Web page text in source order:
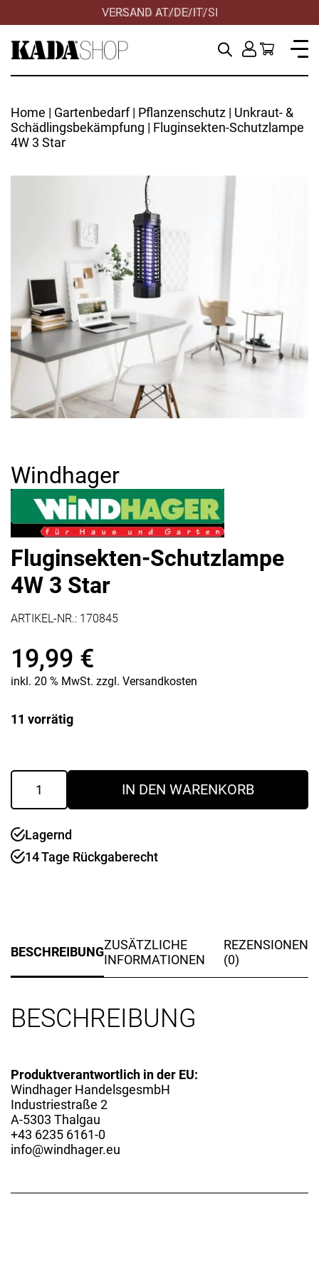
HILFE & KONTAKT
VERSAND AT/DE/IT/SI
Home | Gartenbedarf| Pflanzenschutz | Unkraut- &
Schädlingsbekämpfung | Fluginsekten-Schutzlampe
4W 3 Star
Windhager
Fluginsekten-Schutzlampe
4W 3 Star
ARTIKEL-NR.: 170845
19,99 €
inkl. 20 % MwSt. zzgl. Versandkosten
11 vorrätig
Fluginsekten-
Schutzlampe
4W
Star
Menge
IN DEN WARENKORB
Lagernd
14 Tage Rückgaberecht
BESCHREIBUNGZUSÄTZLICHE
INFORMATIONEN
REZENSIONEN
(0)
BESCHREIBUNG
Produktverantwortlich in der EU:
Windhager HandelsgesmbH
Industriestraße 2
A-5303 Thalgau
+43 6235 6161-0
info@windhager.eu